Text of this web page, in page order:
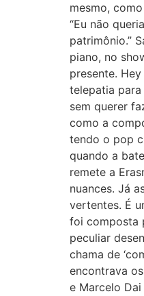
mesmo,
“Eu não
patrimônio.”
piano, no
presente.
telepatia para
sem querer
como a
tendo o pop
quando a
remete a
nuances. Já
vertentes. É
foi composta
peculiar
chama de
encontrava
e Marcelo